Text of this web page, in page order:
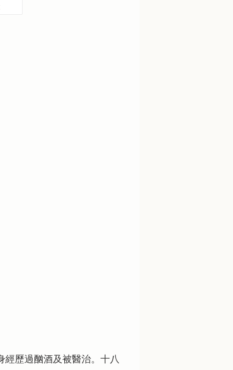
經歷過酗酒及被醫治。十八